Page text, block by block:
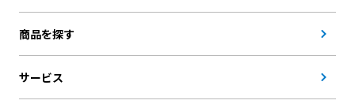
商品を探す
サービス